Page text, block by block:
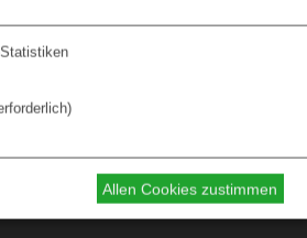
Allen Cookies zustimmen